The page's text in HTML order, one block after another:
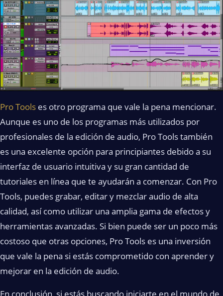
Pro Tools es otro programa que vale la pena mencionar.
Aunque es uno de los programas más utilizados por
profesionales de la edición de audio, Pro Tools también
es una excelente opción para principiantes debido a su
interfaz de usuario intuitiva y su gran cantidad de
tutoriales en línea que te ayudarán a comenzar. Con Pro
Tools, puedes grabar, editar y mezclar audio de alta
calidad, así como utilizar una amplia gama de efectos y
herramientas avanzadas. Si bien puede ser un poco más
costoso que otras opciones, Pro Tools es una inversión
que vale la pena si estás comprometido con aprender y
mejorar en la edición de audio.